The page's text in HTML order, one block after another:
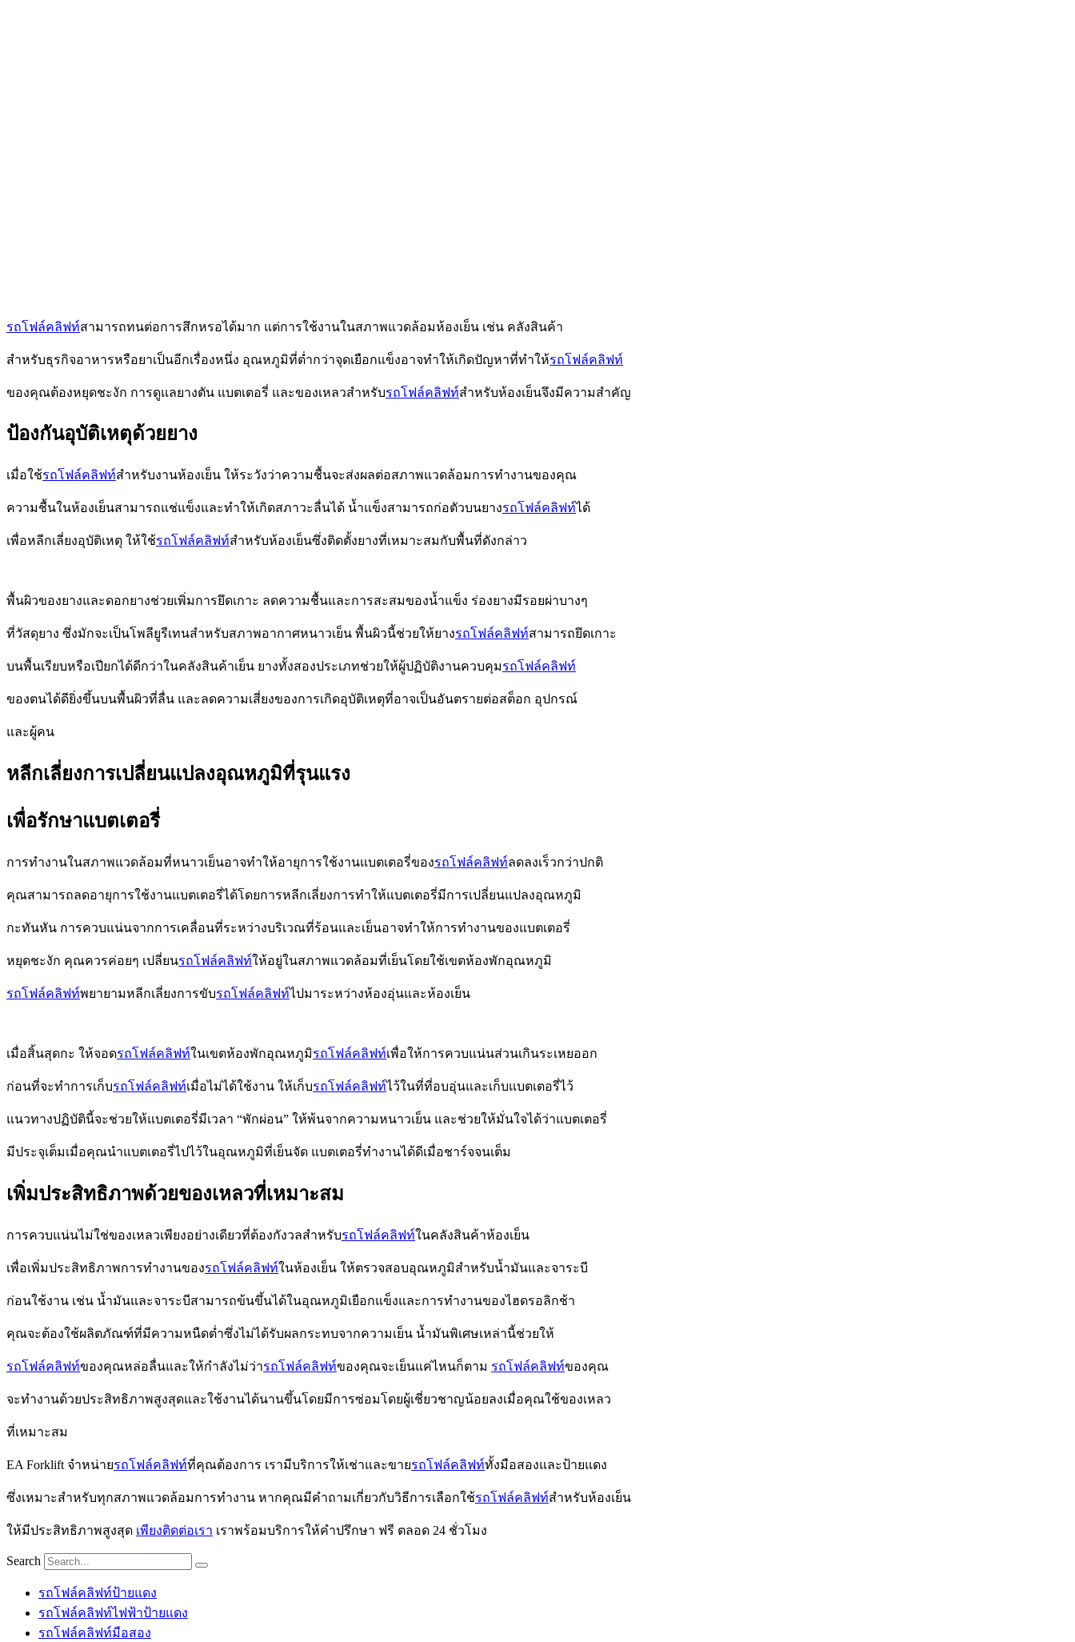
รถโฟล์คลิฟท์สามารถทนต่อการสึกหรอได้มาก แต่การใช้งานในสภาพแวดล้อมห้องเย็น เช่น คลังสินค้า
สำหรับธุรกิจอาหารหรือยาเป็นอีกเรื่องหนึ่ง อุณหภูมิที่ต่ำกว่าจุดเยือกแข็งอาจทำให้เกิดปัญหาที่ทำให้รถโฟล์คลิฟท์
ของคุณต้องหยุดชะงัก การดูแลยางตัน แบตเตอรี่ และของเหลวสำหรับรถโฟล์คลิฟท์สำหรับห้องเย็นจึงมีความสำคัญ
ป้องกันอุบัติเหตุด้วยยาง
เมื่อใช้รถโฟล์คลิฟท์สำหรับงานห้องเย็น ให้ระวังว่าความชื้นจะส่งผลต่อสภาพแวดล้อมการทำงานของคุณ
ความชื้นในห้องเย็นสามารถแช่แข็งและทำให้เกิดสภาวะลื่นได้ น้ำแข็งสามารถก่อตัวบนยางรถโฟล์คลิฟท์ได้
เพื่อหลีกเลี่ยงอุบัติเหตุ ให้ใช้รถโฟล์คลิฟท์สำหรับห้องเย็นซึ่งติดตั้งยางที่เหมาะสมกับพื้นที่ดังกล่าว
พื้นผิวของยางและดอกยางช่วยเพิ่มการยึดเกาะ ลดความชื้นและการสะสมของน้ำแข็ง ร่องยางมีรอยผ่าบางๆ
ที่วัสดุยาง ซึ่งมักจะเป็นโพลียูรีเทนสำหรับสภาพอากาศหนาวเย็น พื้นผิวนี้ช่วยให้ยางรถโฟล์คลิฟท์สามารถยึดเกาะ
บนพื้นเรียบหรือเปียกได้ดีกว่าในคลังสินค้าเย็น ยางทั้งสองประเภทช่วยให้ผู้ปฏิบัติงานควบคุมรถโฟล์คลิฟท์
ของตนได้ดียิ่งขึ้นบนพื้นผิวที่ลื่น และลดความเสี่ยงของการเกิดอุบัติเหตุที่อาจเป็นอันตรายต่อสต็อก อุปกรณ์
และผู้คน
หลีกเลี่ยงการเปลี่ยนแปลงอุณหภูมิที่รุนแรง
เพื่อรักษาแบตเตอรี่
การทำงานในสภาพแวดล้อมที่หนาวเย็นอาจทำให้อายุการใช้งานแบตเตอรี่ของรถโฟล์คลิฟท์ลดลงเร็วกว่าปกติ
คุณสามารถลดอายุการใช้งานแบตเตอรี่ได้โดยการหลีกเลี่ยงการทำให้แบตเตอรี่มีการเปลี่ยนแปลงอุณหภูมิ
กะทันหัน การควบแน่นจากการเคลื่อนที่ระหว่างบริเวณที่ร้อนและเย็นอาจทำให้การทำงานของแบตเตอรี่
หยุดชะงัก คุณควรค่อยๆ เปลี่ยนรถโฟล์คลิฟท์ให้อยู่ในสภาพแวดล้อมที่เย็นโดยใช้เขตห้องพักอุณหภูมิ
รถโฟล์คลิฟท์พยายามหลีกเลี่ยงการขับรถโฟล์คลิฟท์ไปมาระหว่างห้องอุ่นและห้องเย็น
เมื่อสิ้นสุดกะ ให้จอดรถโฟล์คลิฟท์ในเขตห้องพักอุณหภูมิรถโฟล์คลิฟท์เพื่อให้การควบแน่นส่วนเกินระเหยออก
ก่อนที่จะทำการเก็บรถโฟล์คลิฟท์เมื่อไม่ได้ใช้งาน ให้เก็บรถโฟล์คลิฟท์ไว้ในที่ที่อบอุ่นและเก็บแบตเตอรี่ไว้
แนวทางปฏิบัตินี้จะช่วยให้แบตเตอรี่มีเวลา “พักผ่อน” ให้พ้นจากความหนาวเย็น และช่วยให้มั่นใจได้ว่าแบตเตอรี่
มีประจุเต็มเมื่อคุณนำแบตเตอรี่ไปไว้ในอุณหภูมิที่เย็นจัด แบตเตอรี่ทำงานได้ดีเมื่อชาร์จจนเต็ม
เพิ่มประสิทธิภาพด้วยของเหลวที่เหมาะสม
การควบแน่นไม่ใช่ของเหลวเพียงอย่างเดียวที่ต้องกังวลสำหรับรถโฟล์คลิฟท์ในคลังสินค้าห้องเย็น
เพื่อเพิ่มประสิทธิภาพการทำงานของรถโฟล์คลิฟท์ในห้องเย็น ให้ตรวจสอบอุณหภูมิสำหรับน้ำมันและจาระบี
ก่อนใช้งาน เช่น น้ำมันและจาระบีสามารถข้นขึ้นได้ในอุณหภูมิเยือกแข็งและการทำงานของไฮดรอลิกช้า
คุณจะต้องใช้ผลิตภัณฑ์ที่มีความหนืดต่ำซึ่งไม่ได้รับผลกระทบจากความเย็น น้ำมันพิเศษเหล่านี้ช่วยให้
รถโฟล์คลิฟท์ของคุณหล่อลื่นและให้กำลังไม่ว่ารถโฟล์คลิฟท์ของคุณจะเย็นแค่ไหนก็ตาม รถโฟล์คลิฟท์ของคุณ
จะทำงานด้วยประสิทธิภาพสูงสุดและใช้งานได้นานขึ้นโดยมีการซ่อมโดยผู้เชี่ยวชาญน้อยลงเมื่อคุณใช้ของเหลว
ที่เหมาะสม
EA Forklift จำหน่ายรถโฟล์คลิฟท์ที่คุณต้องการ เรามีบริการให้เช่าและขายรถโฟล์คลิฟท์ทั้งมือสองและป้ายแดง
ซึ่งเหมาะสำหรับทุกสภาพแวดล้อมการทำงาน หากคุณมีคำถามเกี่ยวกับวิธีการเลือกใช้รถโฟล์คลิฟท์สำหรับห้องเย็น
ให้มีประสิทธิภาพสูงสุด เพียงติดต่อเรา เราพร้อมบริการให้คำปรึกษา ฟรี ตลอด 24 ชั่วโมง
Search
รถโฟล์คลิฟท์ป้ายแดง
รถโฟล์คลิฟท์ไฟฟ้าป้ายแดง
รถโฟล์คลิฟท์มือสอง